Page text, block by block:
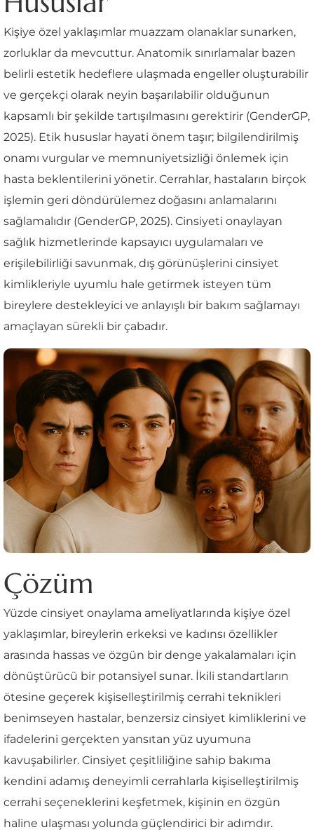
Kişiye özel yaklaşımlar muazzam olanaklar sunarken,
zorluklar da mevcuttur. Anatomik sınırlamalar bazen
belirli estetik hedeflere ulaşmada engeller oluşturabilir
ve gerçekçi olarak neyin başarılabilir olduğunun
kapsamlı bir şekilde tartışılmasını gerektirir (GenderGP,
2025). Etik hususlar hayati önem taşır; bilgilendirilmiş
onamı vurgular ve memnuniyetsizliği önlemek için
hasta beklentilerini yönetir. Cerrahlar, hastaların birçok
işlemin geri döndürülemez doğasını anlamalarını
sağlamalıdır (GenderGP, 2025). Cinsiyeti onaylayan
sağlık hizmetlerinde kapsayıcı uygulamaları ve
erişilebilirliği savunmak, dış görünüşlerini cinsiyet
kimlikleriyle uyumlu hale getirmek isteyen tüm
bireylere destekleyici ve anlayışlı bir bakım sağlamayı
amaçlayan sürekli bir çabadır.
Çözüm
Yüzde cinsiyet onaylama ameliyatlarında kişiye özel
yaklaşımlar, bireylerin erkeksi ve kadınsı özellikler
arasında hassas ve özgün bir denge yakalamaları için
dönüştürücü bir potansiyel sunar. İkili standartların
ötesine geçerek kişiselleştirilmiş cerrahi teknikleri
benimseyen hastalar, benzersiz cinsiyet kimliklerini ve
ifadelerini gerçekten yansıtan yüz uyumuna
kavuşabilirler. Cinsiyet çeşitliliğine sahip bakıma
kendini adamış deneyimli cerrahlarla kişiselleştirilmiş
cerrahi seçeneklerini keşfetmek, kişinin en özgün
haline ulaşması yolunda güçlendirici bir adımdır.